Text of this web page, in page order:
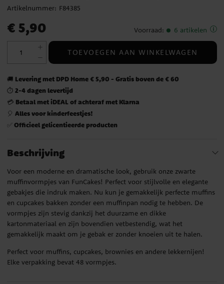
Artikelnummer: F84385
Prijs: € 5,90
€ 5,90 Voorraad: 6 artikelen
TOEVOEGEN AAN WINKELWAGEN
🚚 Levering met DPD Home € 5,90 - Gratis boven de € 60
⏱️ 2-4 dagen levertijd
💳 Betaal met iDEAL of achteraf met Klarna
🎈 Alles voor kinderfeestjes!
✅ Officieel gelicentieerde producten
Beschrijving
Voor een moderne en dramatische look, gebruik onze zwarte
muffinvormpjes van FunCakes! Perfect voor stijlvolle en elegante
gebakjes die indruk maken. Nu kun je gemakkelijk perfecte muffins
en cupcakes bakken zonder een muffinpan nodig te hebben. De
vormpjes zijn stevig dankzij het duurzame en dikke
kartonmateriaal en zijn bovendien vetbestendig, wat het
gemakkelijk maakt om je gebak er zonder knoeien uit te halen.
Perfect voor muffins, cupcakes, brownies en andere lekkernijen!
Elke verpakking bevat 48 vormpjes.